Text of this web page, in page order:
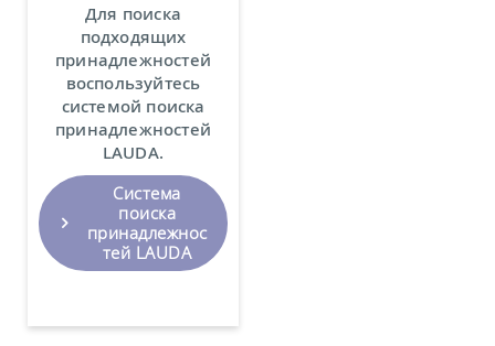
Для поиска
подходящих
принадлежностей
воспользуйтесь
системой поиска
принадлежностей
LAUDA.
Система
поиска
принадлежнос
тей LAUDA